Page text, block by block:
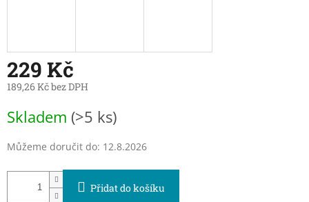
229 Kč
189,26 Kč bez DPH
cena:
Skladem (>5 ks)
Můžeme doručit do: 12.8.2026
Přidat do košíku